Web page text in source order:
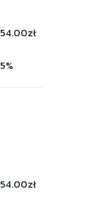
54.00zł
5%
54.00zł